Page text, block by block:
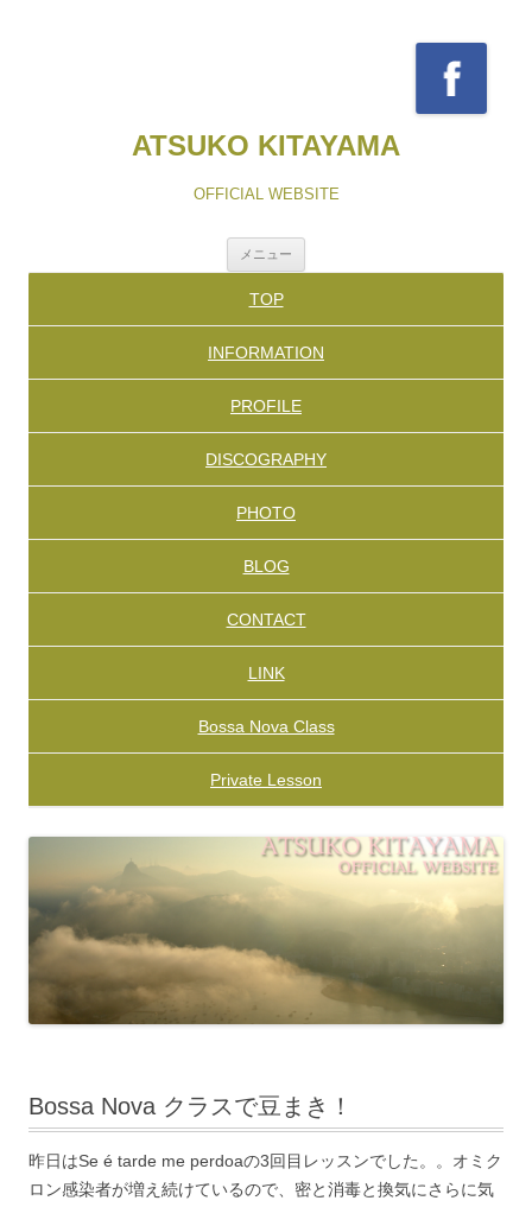
ATSUKO KITAYAMA
OFFICIAL WEBSITE
メニュー
ツ
ス
キ
TOP
INFORMATION
PROFILE
DISCOGRAPHY
PHOTO
BLOG
CONTACT
LINK
Bossa Nova Class
Private Lesson
Bossa Nova クラスで豆まき！
昨日はSe é tarde me perdoaの3回目レッスンでした。。オミク
ロン感染者が増え続けているので、密と消毒と換気にさらに気